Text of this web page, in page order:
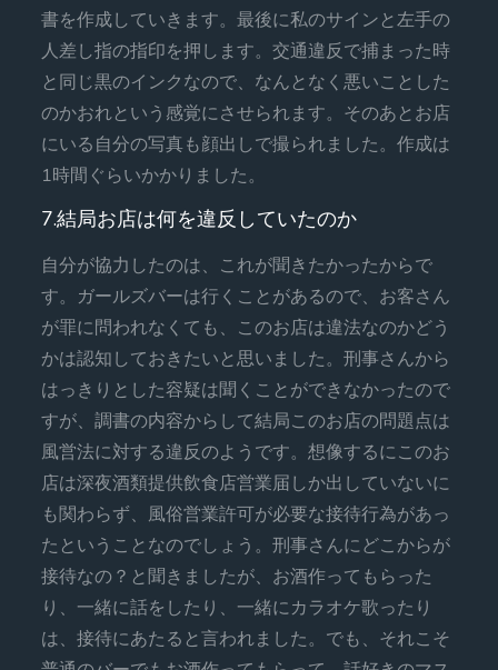
書を作成していきます。最後に私のサインと左手の
人差し指の指印を押します。交通違反で捕まった時
と同じ黒のインクなので、なんとなく悪いことした
のかおれという感覚にさせられます。そのあとお店
にいる自分の写真も顔出しで撮られました。作成は
1時間ぐらいかかりました。
7.結局お店は何を違反していたのか
自分が協力したのは、これが聞きたかったからで
す。ガールズバーは行くことがあるので、お客さん
が罪に問われなくても、このお店は違法なのかどう
かは認知しておきたいと思いました。刑事さんから
はっきりとした容疑は聞くことができなかったので
すが、調書の内容からして結局このお店の問題点は
風営法に対する違反のようです。想像するにこのお
店は深夜酒類提供飲食店営業届しか出していないに
も関わらず、風俗営業許可が必要な接待行為があっ
たということなのでしょう。刑事さんにどこからが
接待なの？と聞きましたが、お酒作ってもらった
り、一緒に話をしたり、一緒にカラオケ歌ったり
は、接待にあたると言われました。でも、それこそ